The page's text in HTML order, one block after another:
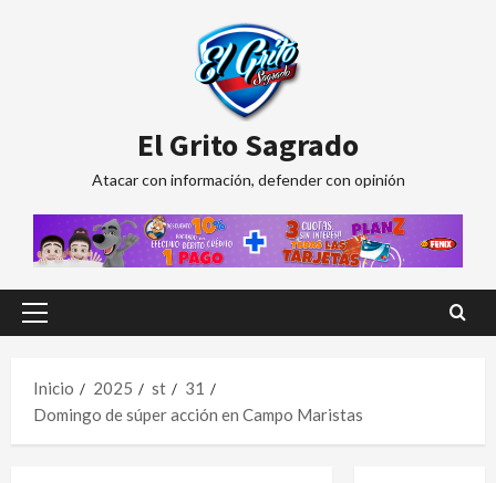
El Grito Sagrado
Atacar con información, defender con opinión
Menú
Inicio
2025 st
31
Domingo de súper acción en Campo Maristas